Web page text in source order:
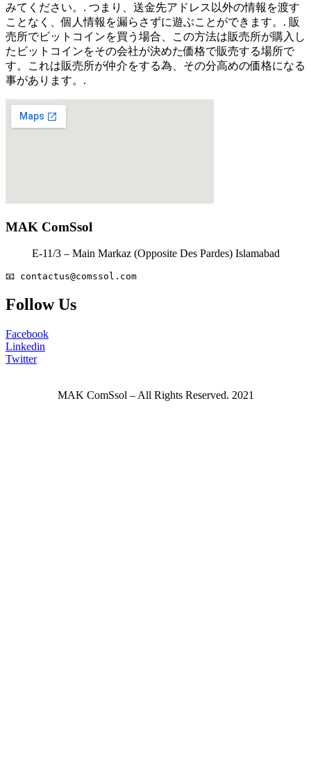
みてください。. つまり、送金先アドレス以外の情報を渡す
ことなく、個人情報を漏らさずに遊ぶことができます。. 販
売所でビットコインを買う場合、この方法は販売所が購入し
たビットコインをその会社が決めた価格で販売する場所で
す。これは販売所が仲介をする為、その分高めの価格になる
事があります。.
MAK ComSsol
E-11/3 – Main Markaz (Opposite Des Pardes) Islamabad
📧 contactus@comssol.com
Follow Us
Facebook
Linkedin
Twitter
MAK ComSsol – All Rights Reserved. 2021